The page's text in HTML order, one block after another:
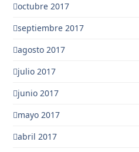
octubre 2017
septiembre 2017
agosto 2017
julio 2017
junio 2017
mayo 2017
abril 2017